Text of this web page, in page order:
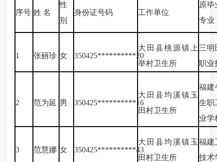
序号 姓 名
性
别
身份证号码 工作单位
原毕
专业
1 张丽珍 女 350425**********20
大田县桃源镇上
举村卫生所
三明
职业
2 范为延 男 350425**********16
大田县均溪镇玉
田村卫生所
福建
生职
业学
3 范慧娜 女 350425**********43
大田县均溪镇玉
田村卫生所
福建
技术